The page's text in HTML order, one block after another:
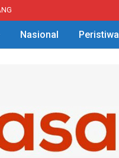
Nasional Peristiwa